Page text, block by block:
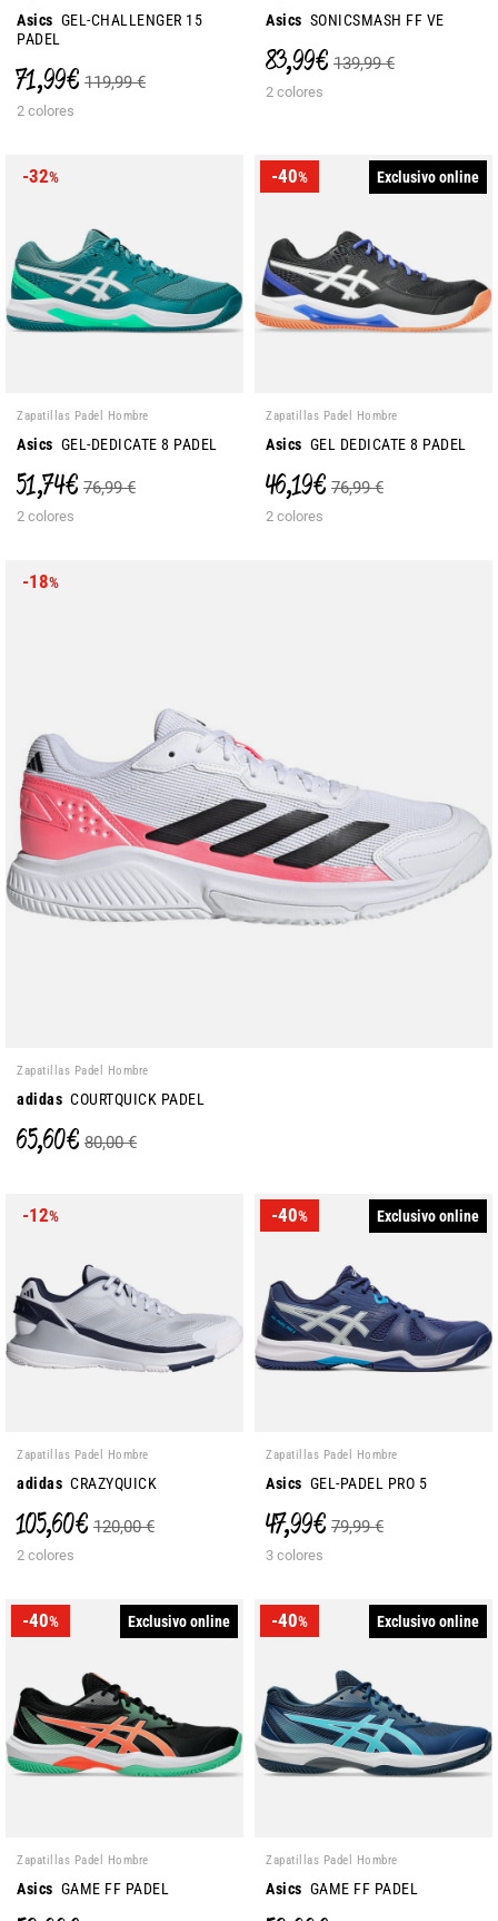
Asics GEL-CHALLENGER 15
PADEL
71,99 € 119,99 €
2 colores
Asics SONICSMASH FF VE
83,99 € 139,99 €
2 colores
-32%
Zapatillas Padel Hombre
Asics GEL-DEDICATE 8 PADEL
51,74 € 76,99 €
2 colores
-40% Exclusivo online
Zapatillas Padel Hombre
Asics GEL DEDICATE 8 PADEL
46,19 € 76,99 €
2 colores
-18%
Zapatillas Padel Hombre
adidas COURTQUICK PADEL
65,60 € 80,00 €
-12%
Zapatillas Padel Hombre
adidas CRAZYQUICK
105,60 € 120,00 €
2 colores
-40% Exclusivo online
Zapatillas Padel Hombre
Asics GEL-PADEL PRO 5
47,99 € 79,99 €
3 colores
-40% Exclusivo online
Zapatillas Padel Hombre
Asics GAME FF PADEL
-40% Exclusivo online
Zapatillas Padel Hombre
Asics GAME FF PADEL